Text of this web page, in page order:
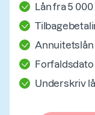
Lån fra 5 000
Annuitetslån
Forfaldsdato
Underskriv